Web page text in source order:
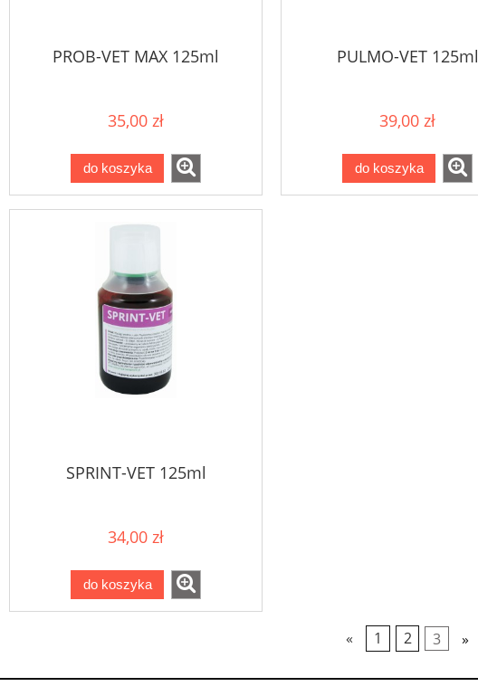
PROB-VET MAX 125ml
35,00 zł
do koszyka
PULMO-VET 125ml
39,00 zł
do koszyka
SPRINT-VET 125ml
34,00 zł
do koszyka
« 1 2 3 »